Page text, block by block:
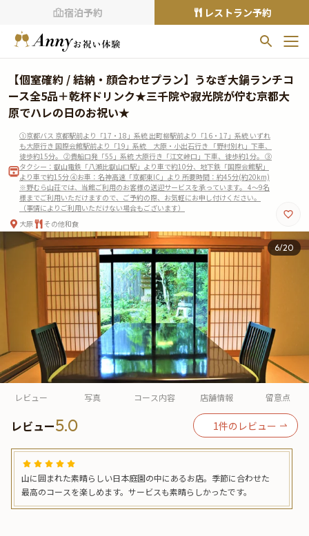
宿泊予約 レストラン予約
お気に入りプラン
お気に入りの登録がありません
プランの
お気に入りに追加できます。
閲覧履歴
閲覧履歴はありません
過去に見たお店が最大10件まで表示されます。
10件を超えると、古いものから順に削除されます。
TOP
Annyお祝い体験について
Annyお祝いアイテムについて
よくあるご質問
お問い合わせ
【個室確約 / 結納・顔合わせプラン】うなぎ大鍋ランチコ
ース全5品＋乾杯ドリンク★三千院や寂光院が佇む京都大
原でハレの日のお祝い★
①京都バス 京都駅前より「17・18」系統 出町柳駅前より「16・17」系統 いずれ
も大原行き 国際会館駅前より「19」系統 大原・小出石行き 「野村別れ」下車、
徒歩約15分。 ②貴船口発「55」系統 大原行き「江文峠口」下車、徒歩約1分。 ③
タクシー：叡山電鉄「八瀬比叡山口駅」より車で約10分、地下鉄「国際会館駅」
より車で約15分 ④お車：名神高速「京都東IC」より 所要時間：約45分(約20km)
※野むら山荘では、当館ご利用のお客様の送迎サービスを承っています。 4～9名
様までご利用いただけますので、ご予約の際、お気軽にお申し付けください。
（事情によりご利用いただけない場合もございます）
大原
その他和食
6/20
レビュー 写真 コース内容 店舗情報 留意点
レビュー5.0 1件のレビュー
山に囲まれた素晴らしい日本庭園の中にあるお店。季節に合わせた
最高のコースを楽しめます。サービスも素晴らしかったです。